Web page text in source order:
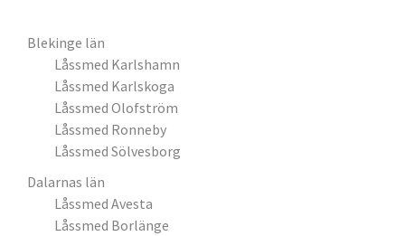
Blekinge län
Låssmed Karlshamn
Låssmed Karlskoga
Låssmed Olofström
Låssmed Ronneby
Låssmed Sölvesborg
Dalarnas län
Låssmed Avesta
Låssmed Borlänge